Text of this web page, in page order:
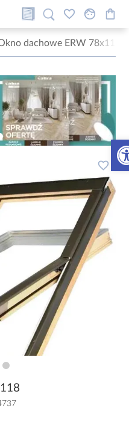
dachowe ERW 78x118